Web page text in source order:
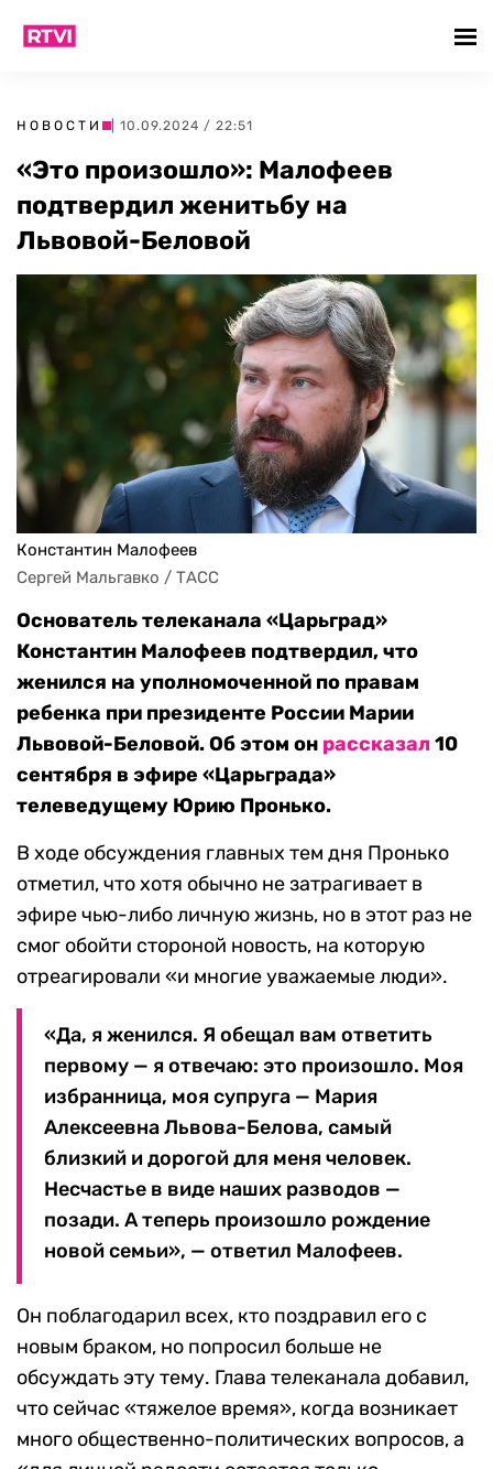
НОВОСТИ | 10.09.2024 / 22:51
«Это произошло»: Малофеев
подтвердил женитьбу на
Львовой-Беловой
Константин Малофеев
Сергей Мальгавко / ТАСС
Основатель телеканала «Царьград»
Константин Малофеев подтвердил, что
женился на уполномоченной по правам
ребенка при президенте России Марии
Львовой-Беловой. Об этом он рассказал10
сентября в эфире «Царьграда»
телеведущему Юрию Пронько.
В ходе обсуждения главных тем дня Пронько
отметил, что хотя обычно не затрагивает в
эфире чью-либо личную жизнь, но в этот раз не
смог обойти стороной новость, на которую
отреагировали «и многие уважаемые люди».
«Да, я женился. Я обещал вам ответить
первому — я отвечаю: это произошло. Моя
избранница, моя супруга — Мария
Алексеевна Львова-Белова, самый
близкий и дорогой для меня человек.
Несчастье в виде наших разводов —
позади. А теперь произошло рождение
новой семьи», — ответил Малофеев.
Он поблагодарил всех, кто поздравил его с
новым браком, но попросил больше не
обсуждать эту тему. Глава телеканала добавил,
что сейчас «тяжелое время», когда возникает
много общественно-политических вопросов, а